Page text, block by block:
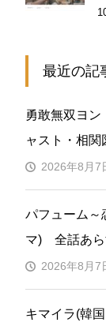
最近の記
勇敢無双ヨ
ャスト・相
2026年8月7
パフューム～
マ) 全話あ
2026年8月7
キマイラ(韓